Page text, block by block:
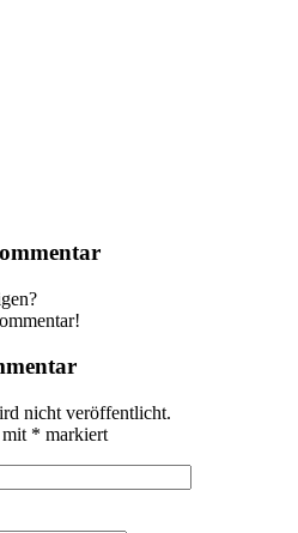
nicht veröffentlicht.
* markiert